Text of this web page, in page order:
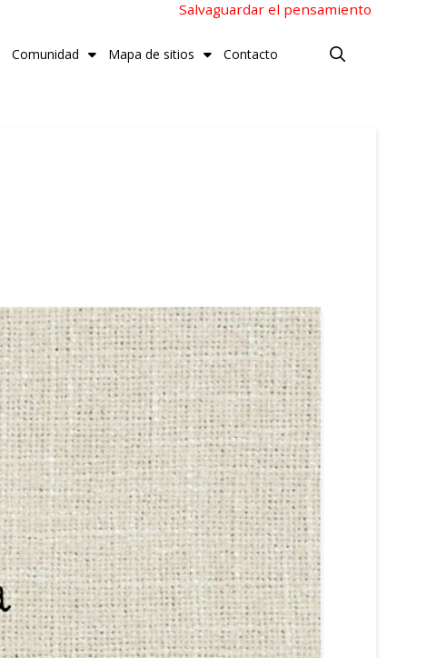
Salvaguardar el pensamiento
Comunidad Mapa de sitios Contacto